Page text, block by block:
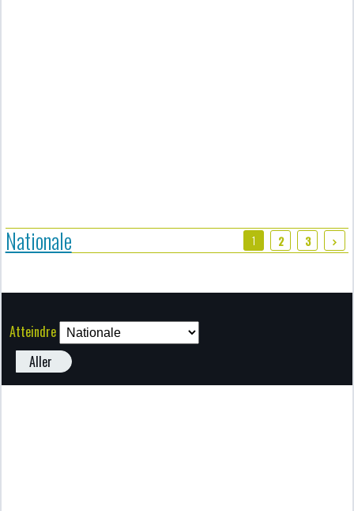
Nationale 1 2 3
Atteindre
Aller